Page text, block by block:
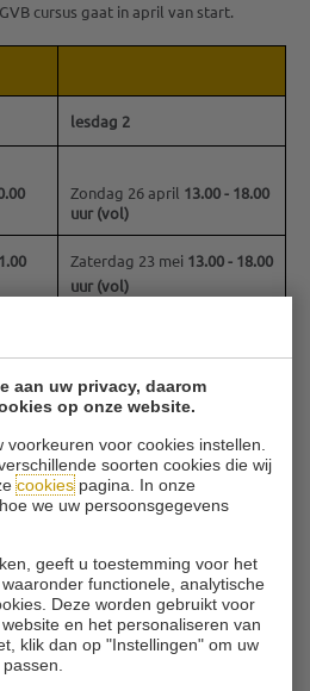
aan uw privacy, daarom
op onze website.
voor cookies instellen.
soorten cookies die wij
cookiespagina. In onze
we uw persoonsgegevens
geeft u toestemming voor het
functionele, analytische
Deze worden gebruikt voor
en het personaliseren van
klik dan op "Instellingen" om uw
cursus gaat in april van start.
lesdag 2
Zondag 26 april 13.00 - 18.00
uur (vol)
Zaterdag 23 mei 13.00 - 18.00
uur (vol)
uur (vol)
Zondag 26 juli13.00 - 18.00
-
Zaterdag 22 augustus
18.00 uur (vol)
-
Zondag 27 september13.00 -
18.00 uur
-
Zondag 18 oktober13.00 -
18.00 uur